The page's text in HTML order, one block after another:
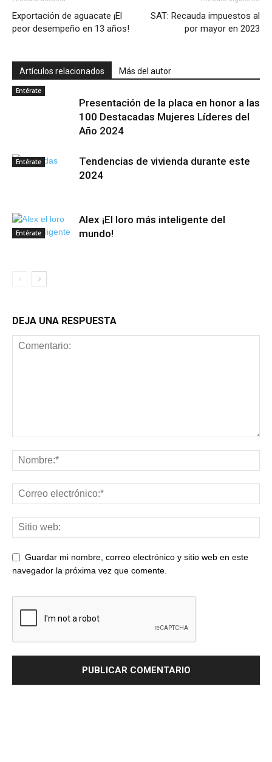
Exportación de aguacate ¡El
peor desempeño en 13 años!
SAT: Recauda impuestos al
por mayor en 2023
Artículos relacionados Más del autor
Entérate
Presentación de la placa en honor a las
100 Destacadas Mujeres Líderes del
Año 2024
Entérate
Tendencias de vivienda durante este
2024
Entérate
Alex ¡El loro más inteligente del
mundo!
DEJA UNA RESPUESTA
Guardar mi nombre, correo electrónico y sitio web en este
navegador la próxima vez que comente.